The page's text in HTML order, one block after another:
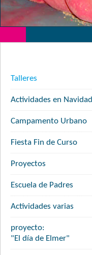
Talleres
Actividades en Navidad
Campamento Urbano
Fiesta Fin de Curso
Proyectos
Escuela de Padres
Actividades varias
proyecto:
"El día de Elmer"